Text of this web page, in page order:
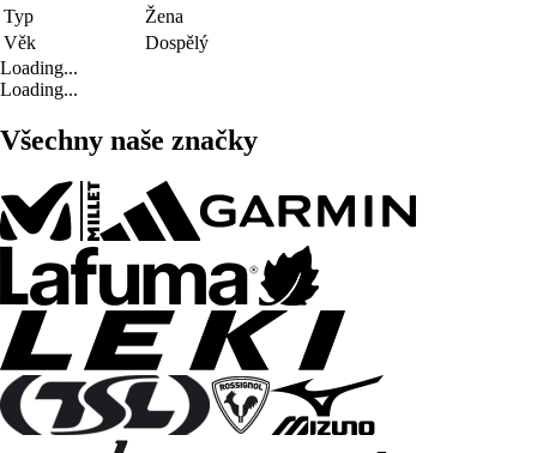
Typ
Žena
Věk
Dospělý
Loading...
Loading...
Všechny naše značky